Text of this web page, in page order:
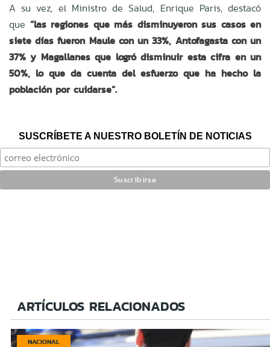
A su vez, el Ministro de Salud, Enrique Paris, destacó
que “las regiones que más disminuyeron sus casos en
siete días fueron Maule con un 33%, Antofagasta con un
37% y Magallanes que logró disminuir esta cifra en un
50%, lo que da cuenta del esfuerzo que ha hecho la
población por cuidarse”.
SUSCRÍBETE A NUESTRO BOLETÍN DE NOTICIAS
ARTÍCULOS RELACIONADOS
NACIONAL